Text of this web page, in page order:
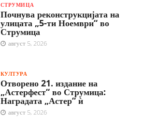
СТРУМИЦА
Почнува реконструкцијата на
улицата „5-ти Ноември“ во
Струмица
август 5, 2026
КУЛТУРА
Отворено 21. издание на
„Астерфест“ во Струмица:
Наградата „Астер“ ѝ
август 5, 2026